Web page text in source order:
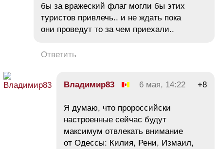
бы за вражеский флаг могли бы этих
туристов привлечь.. и не ждать пока
они проведут то за чем приехали..
Ответить
Владимир83 6 мая, 14:22 +8
Я думаю, что пророссийски
настроенные сейчас будут
максимум отвлекать внимание
от Одессы: Килия, Рени, Измаил,